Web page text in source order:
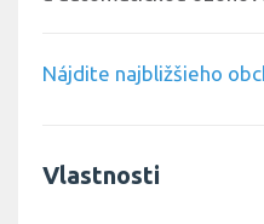
Nájdite najbližšieho
Vlastnosti